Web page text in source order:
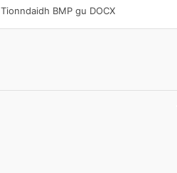
Tionndaidh BMP gu DOCX